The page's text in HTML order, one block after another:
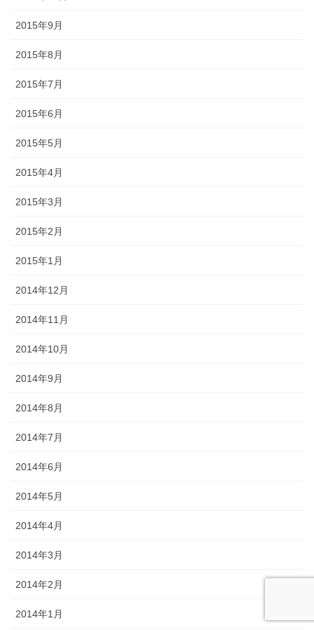
2015年9月
2015年8月
2015年7月
2015年6月
2015年5月
2015年4月
2015年3月
2015年2月
2015年1月
2014年12月
2014年11月
2014年10月
2014年9月
2014年8月
2014年7月
2014年6月
2014年5月
2014年4月
2014年3月
2014年2月
2014年1月